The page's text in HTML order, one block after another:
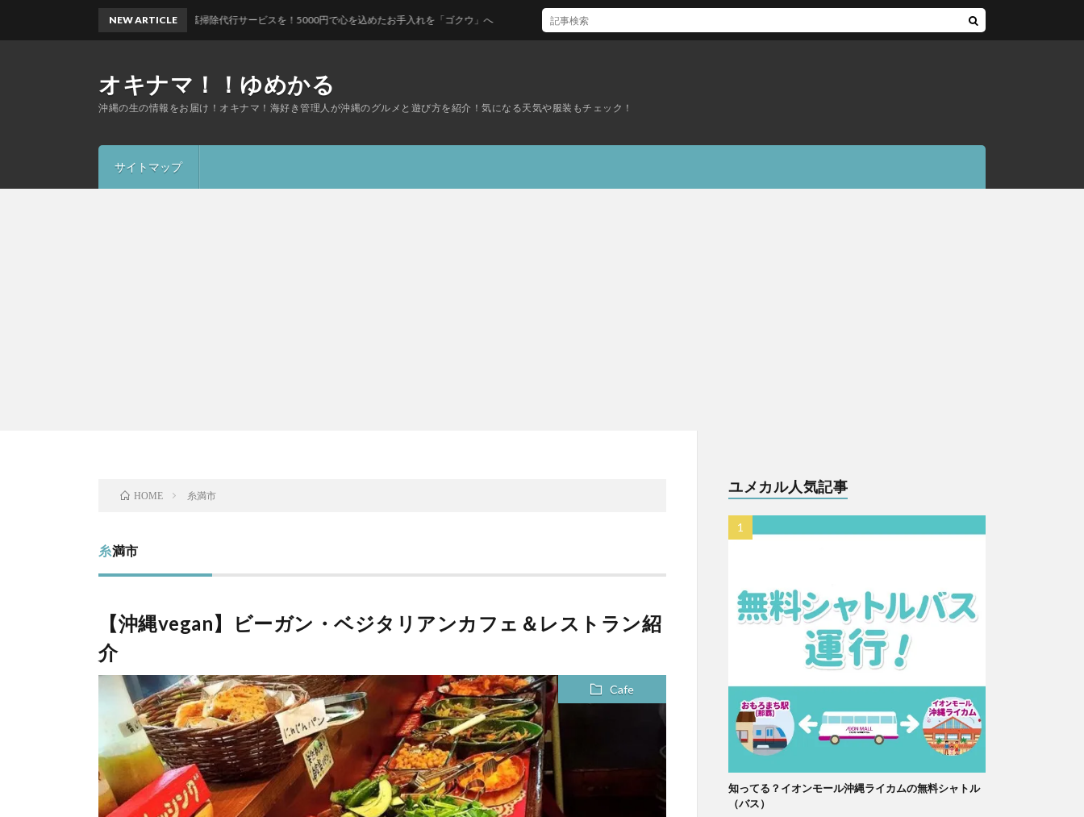
オキナマ！！ゆめかる
沖縄の生の情報をお届け！オキナマ！海好き管理人が沖縄のグルメと遊び方を紹介！気になる天気や服装もチェック！
サイトマップ
NEW ARTICLE
沖縄で安心のお墓掃除代行サービスを！5000円で心を込めたお手入れを「ゴクウ」へ
HOME 糸満市
糸満市
【沖縄vegan】ビーガン・ベジタリアンカフェ＆レストラン紹
介
Cafe
ユメカル人気記事
知ってる？イオンモール沖縄ライカムの無料シャトル
（バス）